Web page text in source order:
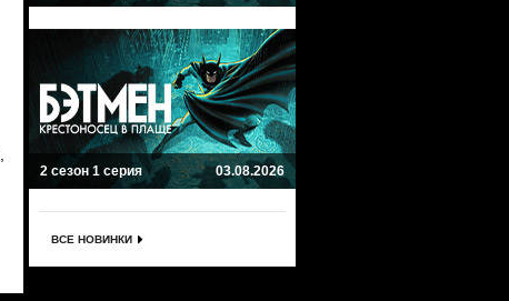
2 сезон 1 серия 03.08.2026
ВСЕ НОВИНКИ